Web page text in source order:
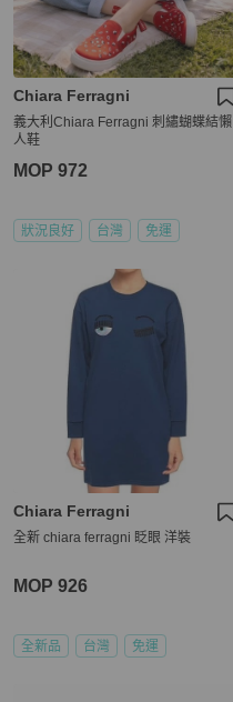
Chiara Ferragni
義大利Chiara Ferragni 刺繡蝴蝶結懶
人鞋
MOP 972
狀況良好 台灣 免運
Chiara Ferragni
全新 chiara ferragni 眨眼 洋裝
MOP 926
全新品 台灣 免運